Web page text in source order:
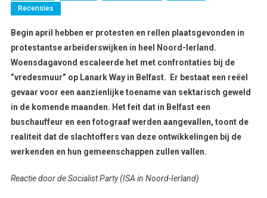
Recensies
Begin april hebben er protesten en rellen plaatsgevonden in
protestantse arbeiderswijken in heel Noord-Ierland.
Woensdagavond escaleerde het met confrontaties bij de
”vredesmuur” op Lanark Way in Belfast. Er bestaat een reëel
gevaar voor een aanzienlijke toename van sektarisch geweld
in de komende maanden. Het feit dat in Belfast een
buschauffeur en een fotograaf werden aangevallen, toont de
realiteit dat de slachtoffers van deze ontwikkelingen bij de
werkenden en hun gemeenschappen zullen vallen.
Reactie door de Socialist Party (ISA in Noord-Ierland)